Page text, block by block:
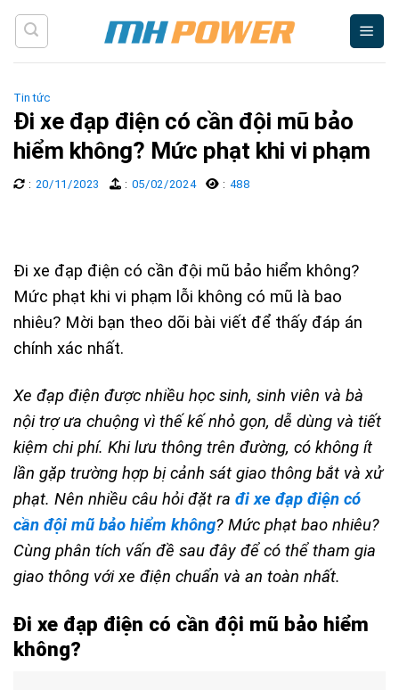
Skip
content
Tin tức
Đi xe đạp điện có cần đội mũ bảo
hiểm không? Mức phạt khi vi phạm
: 20/11/2023 : 05/02/2024 : 488
Đi xe đạp điện có cần đội mũ bảo hiểm không?
Mức phạt khi vi phạm lỗi không có mũ là bao
nhiêu? Mời bạn theo dõi bài viết để thấy đáp án
chính xác nhất.
Xe đạp điện được nhiều học sinh, sinh viên và bà
nội trợ ưa chuộng vì thế kế nhỏ gọn, dễ dùng và tiết
kiệm chi phí. Khi lưu thông trên đường, có không ít
lần gặp trường hợp bị cảnh sát giao thông bắt và xử
phạt. Nên nhiều câu hỏi đặt ra đi xe đạp điện có
cần đội mũ bảo hiểm không? Mức phạt bao nhiêu?
Cùng phân tích vấn đề sau đây để có thể tham gia
giao thông với xe điện chuẩn và an toàn nhất.
Đi xe đạp điện có cần đội mũ bảo hiểm
không?